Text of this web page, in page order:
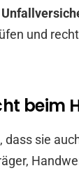
und
beim
sie